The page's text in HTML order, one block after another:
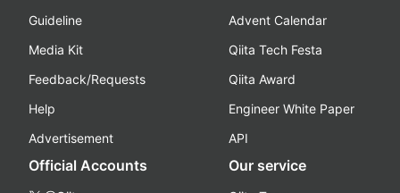
Guideline
Media Kit
Feedback/Requests
Help
Advertisement
Advent Calendar
Qiita Tech Festa
Qiita Award
Engineer White Paper
API
Official Accounts Our service